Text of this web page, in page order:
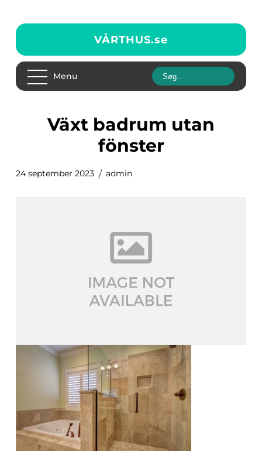
VÅRTHUS.se
Menu
växt badrum utan
fönster
24 september 2023 admin